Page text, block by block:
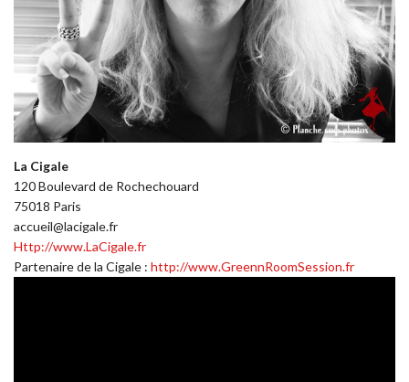
La Cigale
120 Boulevard de Rochechouard
75018 Paris
accueil@lacigale.fr
Http://www.LaCigale.fr
Partenaire de la Cigale : http://www.GreennRoomSession.fr